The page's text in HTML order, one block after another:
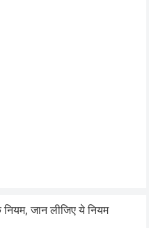
जान लीजिए ये नियम